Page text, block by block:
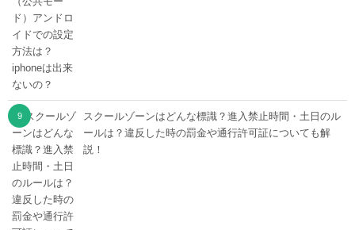
スクールゾーンはどんな標識？進入禁止時間・土日のル
ールは？違反した時の罰金や通行許可証についても解
説！